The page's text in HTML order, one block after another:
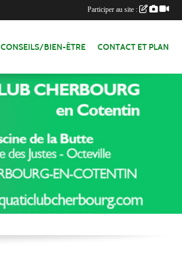
CONSEILS/BIEN-ÊTRE CONTACT ET PLAN
Participer au site :